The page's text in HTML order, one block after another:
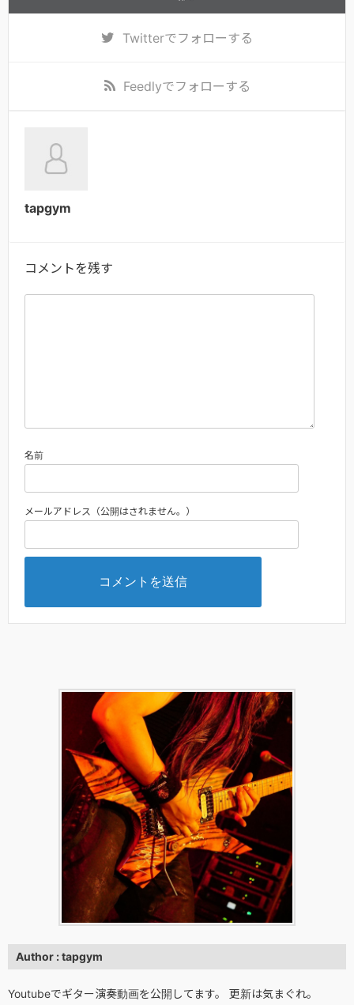
Twitterでフォローする
Feedlyでフォローする
tapgym
コメントを残す
名前
メールアドレス（公開はされません。）
Author : tapgym
Youtubeでギター演奏動画を公開してます。 更新は気まぐれ。